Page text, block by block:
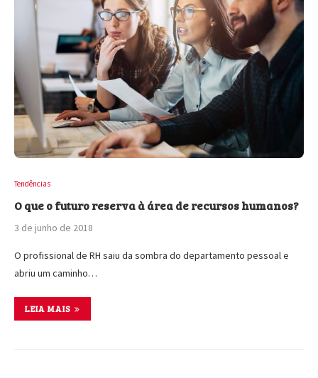
Tendências
O que o futuro reserva à área de recursos humanos?
3 de junho de 2018
O profissional de RH saiu da sombra do departamento pessoal e
abriu um caminho…
LEIA MAIS